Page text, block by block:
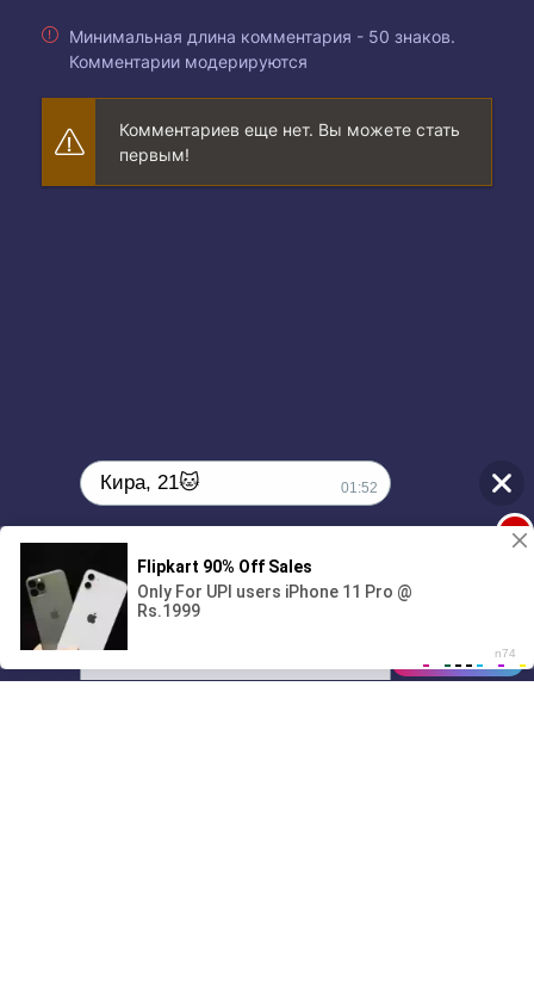
Минимальная длина комментария - 50 знаков.
Комментарии модерируются
Комментариев еще нет. Вы можете стать
первым!
01/07
00:00
Кира, 21🐱 01:52
Поиграешь со мной? 💖🐾
01:52
1